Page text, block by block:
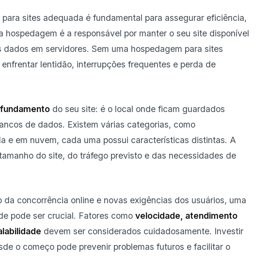
sites adequada é fundamental para assegurar eficiência,
hospedagem é a responsável por manter o seu site disponível
dados em servidores. Sem uma hospedagem para sites
lentidão, interrupções frequentes e perda de
fundamento do seu site: é o local onde ficam guardados
de dados. Existem várias categorias, como
e em nuvem, cada uma possui características distintas. A
do site, do tráfego previsto e das necessidades de
da concorrência online e novas exigências dos usuários, uma
pode ser crucial. Fatores como velocidade, atendimento
devem ser considerados cuidadosamente. Investir
o começo pode prevenir problemas futuros e facilitar o